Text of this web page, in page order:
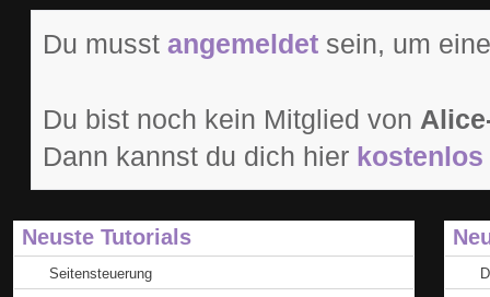
Du musst angemeldet sein, um
Du bist noch kein Mitglied von
Dann kannst du dich hier
Neuste Tutorials
Seitensteuerung